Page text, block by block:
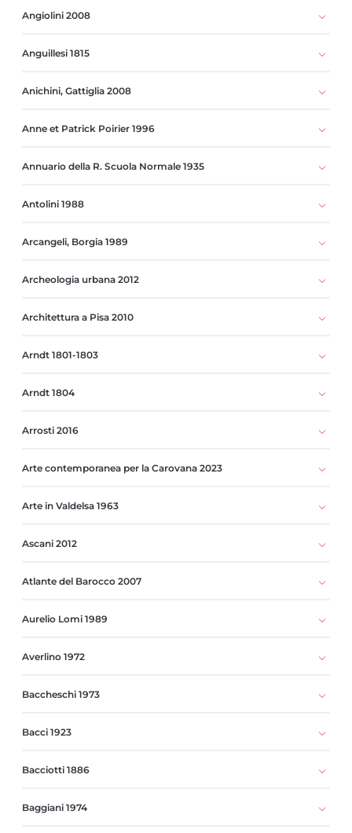
Angiolini 2008
Anguillesi 1815
Anichini, Gattiglia 2008
Anne et Patrick Poirier 1996
Annuario della R. Scuola Normale 1935
Antolini 1988
Arcangeli, Borgia 1989
Archeologia urbana 2012
Architettura a Pisa 2010
Arndt 1801-1803
Arndt 1804
Arrosti 2016
Arte contemporanea per la Carovana 2023
Arte in Valdelsa 1963
Ascani 2012
Atlante del Barocco 2007
Aurelio Lomi 1989
Averlino 1972
Baccheschi 1973
Bacci 1923
Bacciotti 1886
Baggiani 1974